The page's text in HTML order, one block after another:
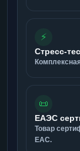
⚡
Стресс-
📜
ЕАЭС
Товар
ЕАС.